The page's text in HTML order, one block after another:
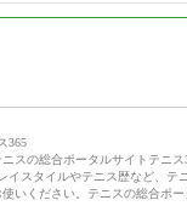
365
スの総合ポータルサイトテニ
イスタイルやテニス歴など、
いください。テニスの総合ポ